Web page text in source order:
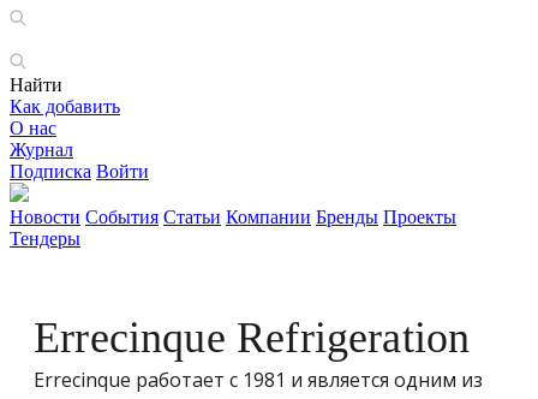
Найти
Как добавить
О нас
Журнал
Подписка Войти
Новости События Статьи Компании Бренды Проекты
Тендеры
Errecinque Refrigeration
Errecinque работает с 1981 и является одним из